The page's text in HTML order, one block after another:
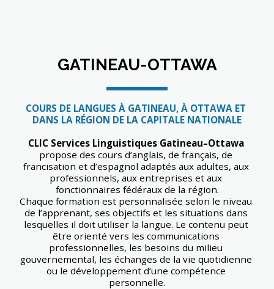
GATINEAU-OTTAWA
COURS DE LANGUES À GATINEAU, À OTTAWA ET
DANS LA RÉGION DE LA CAPITALE NATIONALE
CLIC Services Linguistiques Gatineau–Ottawa
propose des cours d’anglais, de français, de
francisation et d’espagnol adaptés aux adultes, aux
professionnels, aux entreprises et aux
fonctionnaires fédéraux de la région.
Chaque formation est personnalisée selon le niveau
de l’apprenant, ses objectifs et les situations dans
lesquelles il doit utiliser la langue. Le contenu peut
être orienté vers les communications
professionnelles, les besoins du milieu
gouvernemental, les échanges de la vie quotidienne
ou le développement d’une compétence
personnelle.